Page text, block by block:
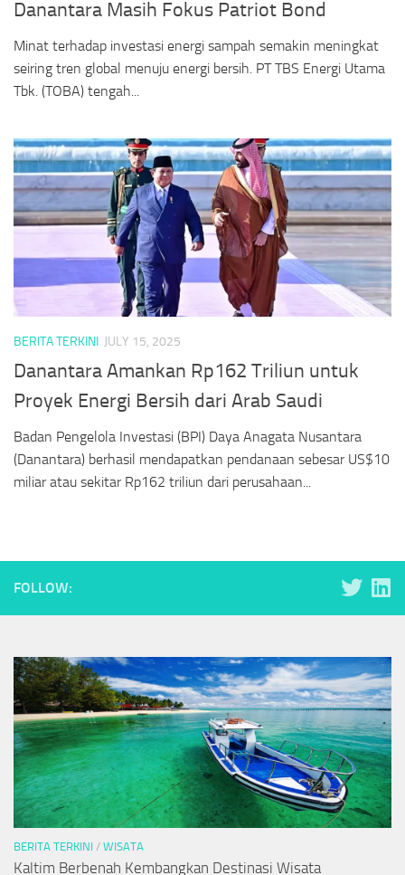
Danantara Masih Fokus Patriot Bond
Minat terhadap investasi energi sampah semakin meningkat
seiring tren global menuju energi bersih. PT TBS Energi Utama
Tbk. (TOBA) tengah...
BERITA TERKINI JULY 15, 2025
Danantara Amankan Rp162 Triliun untuk
Proyek Energi Bersih dari Arab Saudi
Badan Pengelola Investasi (BPI) Daya Anagata Nusantara
(Danantara) berhasil mendapatkan pendanaan sebesar US$10
miliar atau sekitar Rp162 triliun dari perusahaan...
FOLLOW:
BERITA TERKINI / WISATA
Kaltim Berbenah Kembangkan Destinasi Wisata